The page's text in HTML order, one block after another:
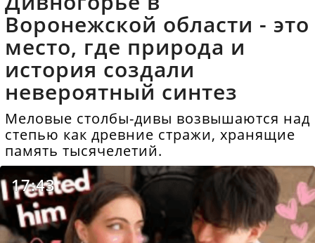
Воронежской области - это
место, где природа и
история создали
невероятный синтез
Меловые столбы-дивы возвышаются над
степью как древние стражи, хранящие
память тысячелетий.
17:43